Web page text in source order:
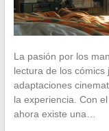
La pasión por los
lectura de los cómics
adaptaciones
la experiencia. Con
ahora existe una…